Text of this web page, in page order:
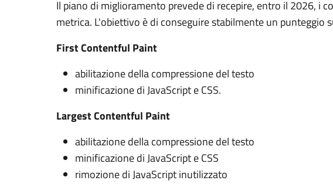
Il piano di miglioramento prevede di recepire, entro il 2026, i
metrica. L'obiettivo è di conseguire stabilmente un
First Contentful Paint
abilitazione della compressione del testo
minificazione di JavaScript e CSS.
Largest Contentful Paint
abilitazione della compressione del testo
minificazione di JavaScript e CSS
rimozione di JavaScript inutilizzato